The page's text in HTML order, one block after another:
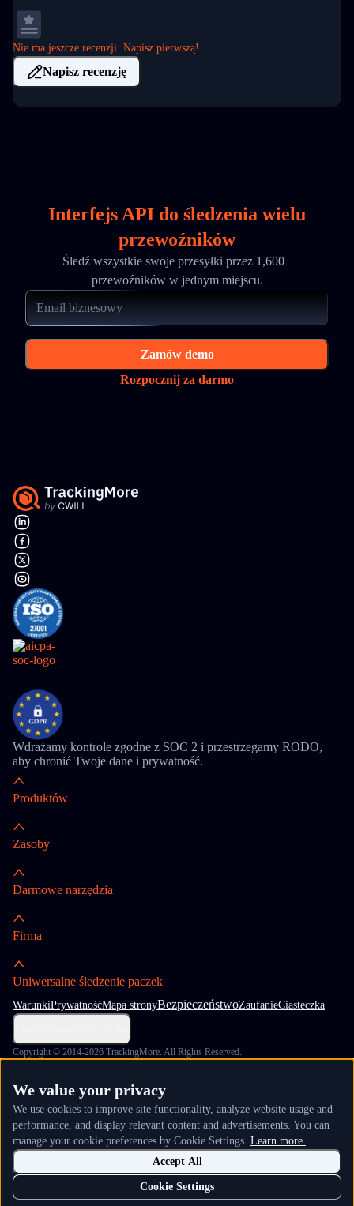
Nie ma jeszcze recenzji. Napisz pierwszą!
Napisz recenzję
Interfejs API do śledzenia wielu
przewoźników
Śledź wszystkie swoje przesyłki przez 1,600+
przewoźników w jednym miejscu.
Zamów demo
Rozpocznij za darmo
Wdrażamy kontrole zgodne z SOC 2 i przestrzegamy RODO,
aby chronić Twoje dane i prywatność.
Produktów
Zasoby
Darmowe narzędzia
Firma
Uniwersalne śledzenie paczek
WarunkiPrywatnośćMapa stronyBezpieczeństwoZaufanieCiasteczka
Copyright © 2014-2026 TrackingMore. All Rights Reserved.
We value your privacy
We use cookies to improve site functionality, analyze website usage and
performance, and display relevant content and advertisements. You can
manage your cookie preferences by Cookie Settings. Learn more.
Cookie Settings
Accept All